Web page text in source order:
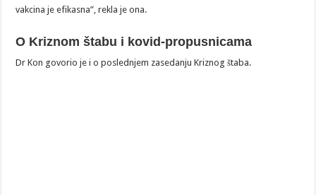
vakcina je efikasna”, rekla je ona.
O Kriznom štabu i kovid-propusnicama
Dr Kon govorio je i o poslednjem zasedanju Kriznog štaba.